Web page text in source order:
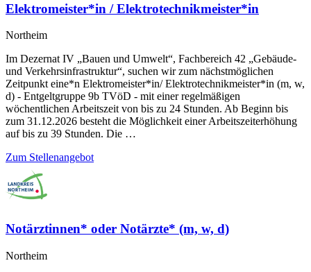
Elektromeister*in / Elektrotechnikmeister*in
Northeim
Im Dezernat IV „Bauen und Umwelt“, Fachbereich 42 „Gebäude-
und Verkehrsinfrastruktur“, suchen wir zum nächstmöglichen
Zeitpunkt eine*n Elektromeister*in/ Elektrotechnikmeister*in (m, w,
d) - Entgeltgruppe 9b TVöD - mit einer regelmäßigen
wöchentlichen Arbeitszeit von bis zu 24 Stunden. Ab Beginn bis
zum 31.12.2026 besteht die Möglichkeit einer Arbeitszeiterhöhung
auf bis zu 39 Stunden. Die …
Zum Stellenangebot
Notärztinnen* oder Notärzte* (m, w, d)
Northeim